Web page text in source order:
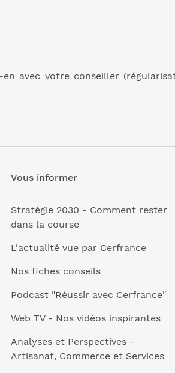
avec votre conseiller
au cas
Vous informer
Stratégie 2030 - Comment rester
dans la course
L'actualité vue par Cerfrance
Nos fiches conseils
Podcast "Réussir avec Cerfrance"
Web TV - Nos vidéos inspirantes
Analyses et Perspectives -
Artisanat, Commerce et Services